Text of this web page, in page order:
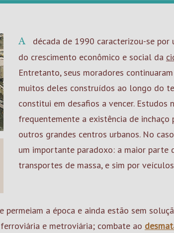
A década de 1990 caracterizou-se por um lento processo de retomada
do crescimento econômico e social da
Entretanto, seus moradores
muitos deles construídos ao longo do
constitui em desafios a vencer. Estudos
frequentemente a existência de inchaço
outros grandes centros urbanos. No
um importante paradoxo: a maior parte
transportes de massa, e sim por
a época e ainda estão sem
e metroviária; combate ao